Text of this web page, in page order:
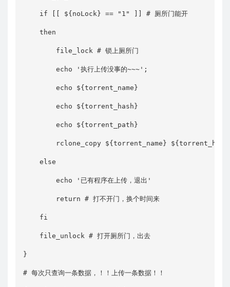
    if [[ ${noLock} == "1" ]] # 厕所门能开
    then
        file_lock # 锁上厕所门
        echo '执行上传没事的~~~';
        echo ${torrent_name}
        echo ${torrent_hash}
        echo ${torrent_path}
rclone_copy ${torrent_name}
    else
        echo '已有程序在上传，退出'
        return # 打不开门，换个时间来
    fi
    file_unlock # 打开厕所门，出去
}
# 每次只查询一条数据，！！上传一条数据！！